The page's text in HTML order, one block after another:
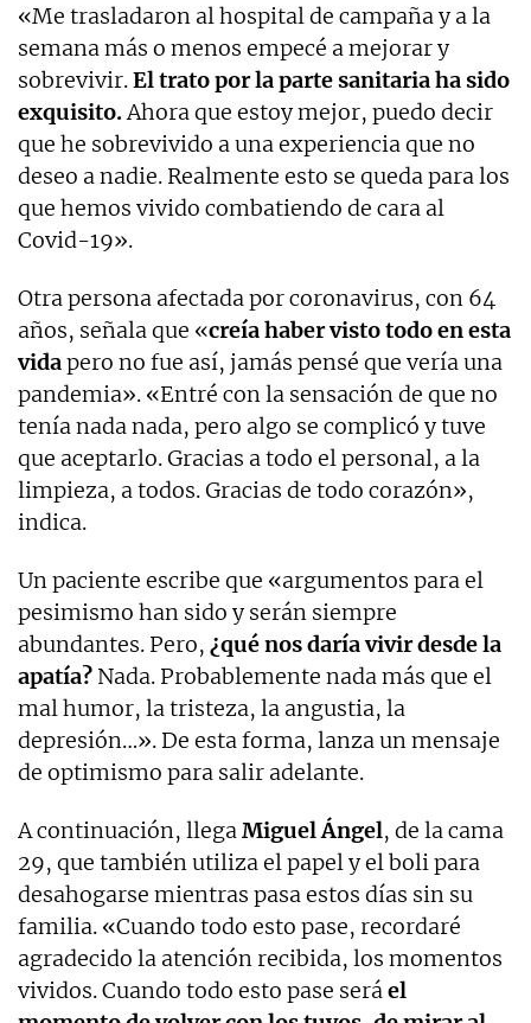
«Me trasladaron al hospital de campaña y a la
semana más o menos empecé a mejorar y
sobrevivir.El trato por la parte sanitaria ha sido
exquisito.Ahora que estoy mejor, puedo decir
que he sobrevivido a una experiencia que no
deseo a nadie. Realmente esto se queda para los
que hemos vivido combatiendo de cara al
Covid-19».
Otra persona afectada por coronavirus, con 64
años, señala que «creía haber visto todo en esta
vidapero no fue así, jamás pensé que vería una
pandemia». «Entré con la sensación de que no
tenía nada nada, pero algo se complicó y tuve
que aceptarlo. Gracias a todo el personal, a la
limpieza, a todos. Gracias de todo corazón»,
indica.
Un paciente escribe que «argumentos para el
pesimismo han sido y serán siempre
abundantes. Pero, ¿qué nos daría vivir desde la
apatía? Nada. Probablemente nada más que el
mal humor, la tristeza, la angustia, la
depresión…». De esta forma, lanza un mensaje
de optimismo para salir adelante.
A continuación, llegaMiguel Ángel, de la cama
29, que también utiliza el papel y el boli para
desahogarse mientras pasa estos días sin su
familia. «Cuando todo esto pase, recordaré
agradecido la atención recibida, los momentos
vividos. Cuando todo esto pase seráel